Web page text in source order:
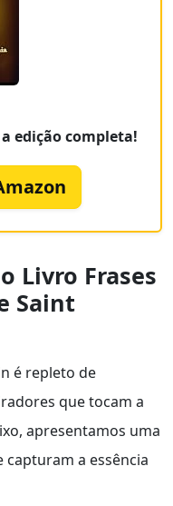
edição completa!
Livro Frases
Saint
é repleto de
que tocam a
apresentamos uma
capturam a essência